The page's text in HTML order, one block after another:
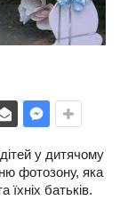
у дитячому
фотозону, яка
їхніх батьків.